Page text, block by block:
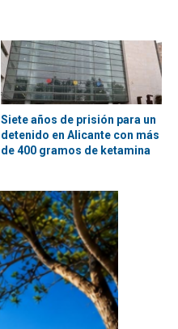
Siete años de prisión para un
detenido en Alicante con más
de 400 gramos de ketamina